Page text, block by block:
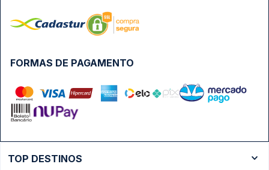
FORMAS DE PAGAMENTO
TOP DESTINOS